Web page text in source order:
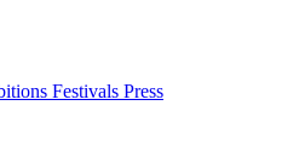
Festivals Press